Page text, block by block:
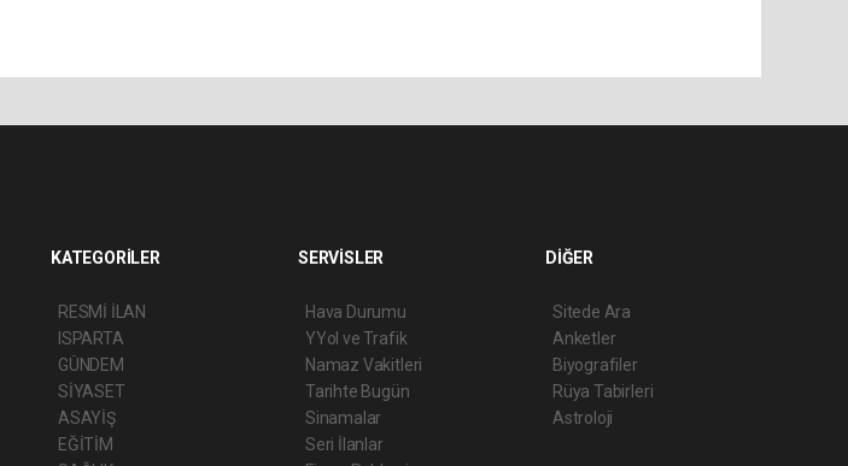
KATEGORİLER
RESMİ İLAN
ISPARTA
GÜNDEM
SİYASET
ASAYİŞ
EĞİTİM
SERVİSLER
Hava Durumu
YYol ve Trafik
Namaz Vakitleri
Tarihte Bugün
Sinamalar
Seri İlanlar
DİĞER
Sitede Ara
Anketler
Biyografiler
Rüya Tabirleri
Astroloji